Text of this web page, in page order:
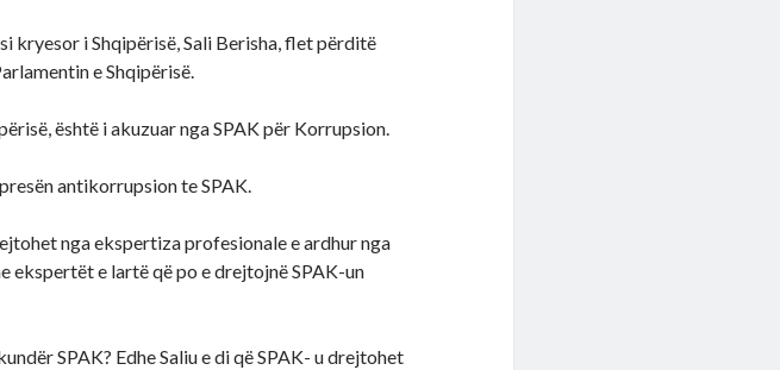
kryesor i Shqipërisë, Sali Berisha, flet përditë
e Shqipërisë.
është i akuzuar nga SPAK për Korrupsion.
antikorrupsion te SPAK.
nga ekspertiza profesionale e ardhur nga
ekspertët e lartë që po e drejtojnë SPAK-un
SPAK? Edhe Saliu e di që SPAK- u drejtohet